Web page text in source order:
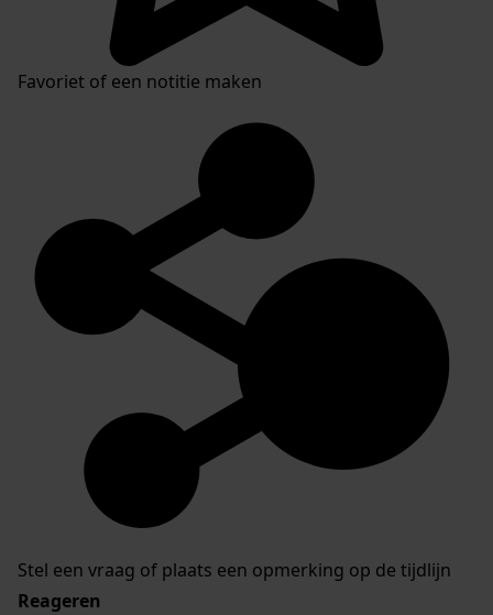
Favoriet of een notitie maken
Stel een vraag of plaats een opmerking op de tijdlijn
Reageren